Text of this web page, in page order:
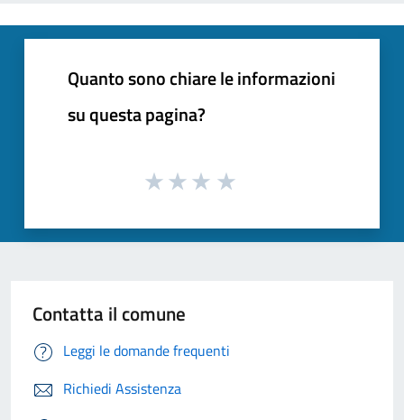
Quanto sono chiare le informazioni
su questa pagina?
Contatta il comune
Leggi le domande frequenti
Richiedi Assistenza